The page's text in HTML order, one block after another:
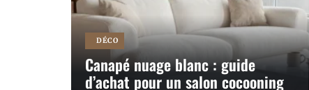
DÉCO
Canapé nuage blanc : guide
d’achat pour un salon cocooning